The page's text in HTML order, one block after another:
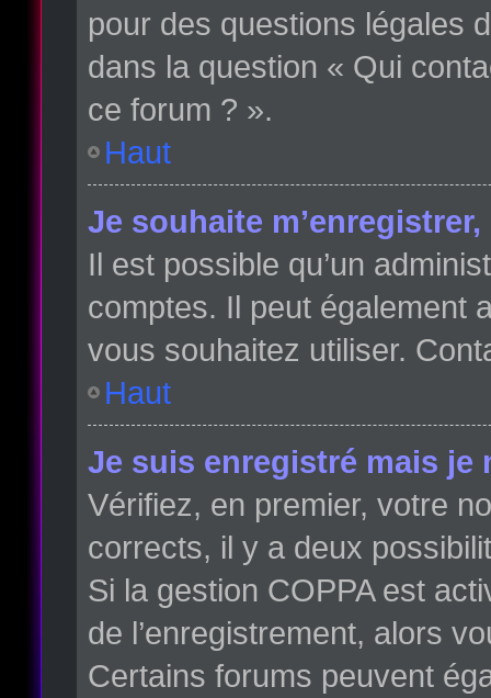
pour des questions légales
dans la question « Qui
ce forum ? ».
Haut
Je souhaite
Il est possible qu’un
comptes. Il peut également
vous souhaitez utiliser.
Haut
Je suis enregistré mais je
Vérifiez, en premier, votre
corrects, il y a deux
Si la gestion COPPA est
de l’enregistrement, alors
Certains forums peuvent